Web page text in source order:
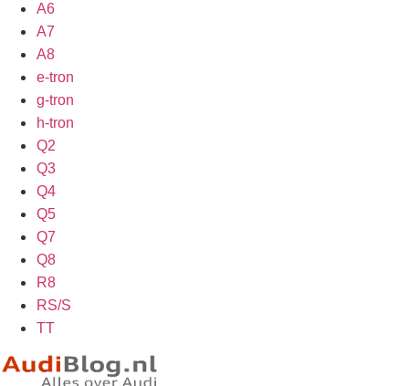
A6
A7
A8
e-tron
g-tron
h-tron
Q2
Q3
Q4
Q5
Q7
Q8
R8
RS/S
TT